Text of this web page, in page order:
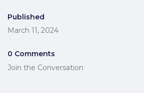
Published
March 11, 2024
0 Comments
Join the Conversation